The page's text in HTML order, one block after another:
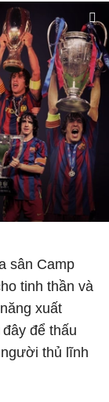
sân Camp
tinh thần và
xuất
để thấu
thủ lĩnh